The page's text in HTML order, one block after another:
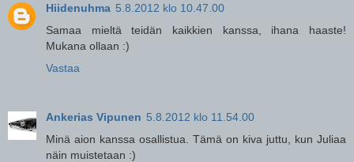
Hiidenuhma 5.8.2012 klo 10.47.00
Samaa mieltä teidän kaikkien kanssa, ihana haaste!
Mukana ollaan :)
Vastaa
Ankerias Vipunen 5.8.2012 klo 11.54.00
Minä aion kanssa osallistua. Tämä on kiva juttu, kun Juliaa
näin muistetaan :)